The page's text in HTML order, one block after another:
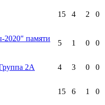
15 4 2 0
2020" памяти
5 1 0 0
2А 4 3 0
0
15 6 1 0